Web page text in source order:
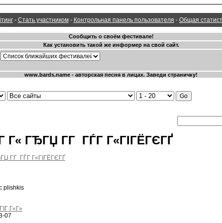
- Стать участником- Контрольная панель пользователя - Общая
Г« ГЂГЏ Г­Г ГЃГ Г«ГІГЁГЄГҐ
plishkis
Г«Г»
07